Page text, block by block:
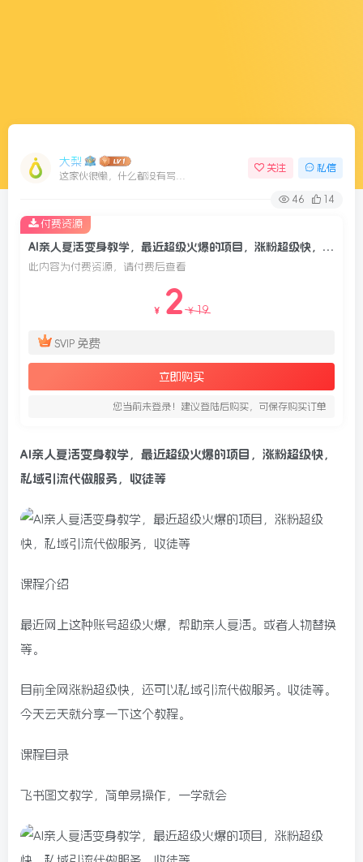
大梨
这家伙很懒，什么都没有写...
关注 私信
46 14
AI亲人复活变身教学，最近超级火爆的项目，涨粉超级快，私域引流代做服务，收徒等
此内容为付费资源，请付费后查看
￥ 2 ￥ 19
SVIP 免费
立即购买
您当前未登录！建议登陆后购买，可保存购买订单
付费资源
AI亲人复活变身教学 ，最近超级火爆的项目，涨粉超级快，
私域引流代做服务，收徒等
课程介绍
最近网上这种账号超级火爆，帮助亲人复活。或者人物替换
等。
目前全网涨粉超级快，还可以私域引流代做服务。收徒等。
今天云天就分享一下这个教程。
课程目录
飞书图文教学，简单易操作，一学就会